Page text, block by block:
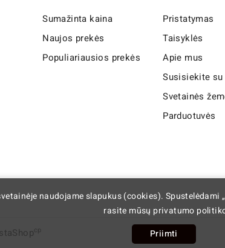
Sumažinta kaina
Naujos prekės
Populiariausios prekės
Pristatymas
Taisyklės
Apie mus
Susisiekite
Svetainės
Parduotuvės
naudojame slapukus (cookies).
rasite mūsų privatumo
Priimti
cp